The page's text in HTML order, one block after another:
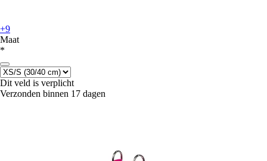
+9
Maat
*
Dit veld is verplicht
Verzonden binnen 17 dagen